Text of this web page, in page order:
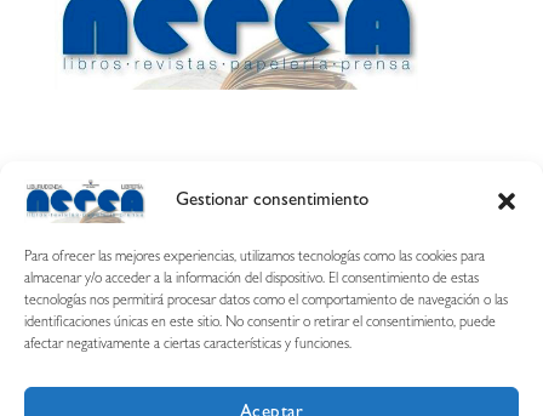
Gestionar consentimiento
Para ofrecer las mejores experiencias, utilizamos tecnologías como las cookies para
almacenar y/o acceder a la información del dispositivo. El consentimiento de estas
tecnologías nos permitirá procesar datos como el comportamiento de navegación o las
identificaciones únicas en este sitio. No consentir o retirar el consentimiento, puede
afectar negativamente a ciertas características y funciones.
Calle Esquíroz, 27
687 54 31 70
nerearetamonge@gmail.com